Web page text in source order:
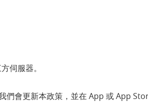
伺服器。
會更新本政策，並在 App 或 App